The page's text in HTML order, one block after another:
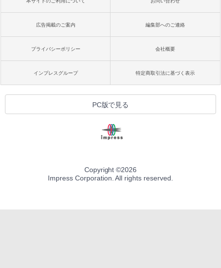
広告掲載のご案内 編集部へのご連絡
プライバシーポリシー 会社概要
インプレスグループ 特定商取引法に基づく表示
PC版で見る
Copyright ©2026
Impress Corporation. All rights reserved.